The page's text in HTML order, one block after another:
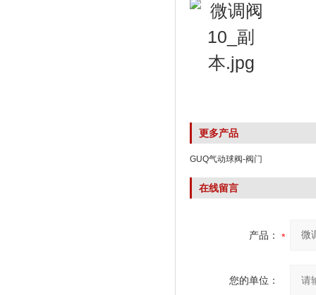
更多产品
GUQ气动球阀-阀门
在线留言
产品：
您的单位：